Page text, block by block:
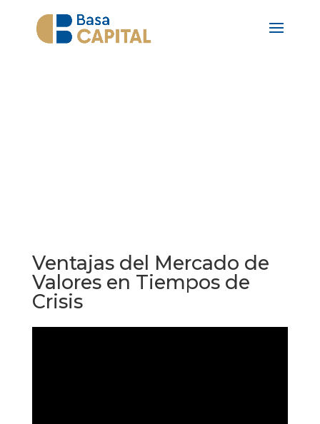
Ventajas del Mercado de
Valores en Tiempos de
Crisis